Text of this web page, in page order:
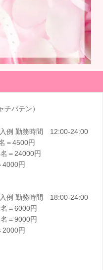
チバテン）
例 勤務時間 12:00-24:00
＝4500円
＝24000円
4000円
例 勤務時間 18:00-24:00
＝6000円
＝9000円
2000円